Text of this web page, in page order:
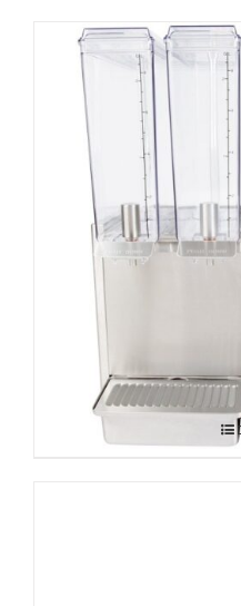
Grindmaster Bubbler